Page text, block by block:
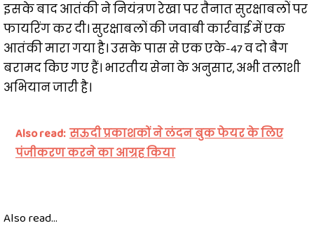
इसके बाद आतंकी ने नियंत्रण रेखा पर तैनात सुरक्षाबलों पर
फायरिंग कर दी। सुरक्षाबलों की जवाबी कार्रवाई में एक
आतंकी मारा गया है। उसके पास से एक एके-47 व दो बैग
बरामद किए गए हैं। भारतीय सेना के अनुसार, अभी तलाशी
अभियान जारी है।
Also read: सऊदी प्रकाशकों ने लंदन बुक फेयर के लिए
पंजीकरण करने का आग्रह किया
Also read...